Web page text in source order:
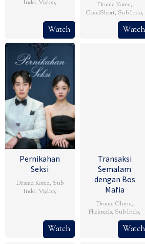
Indo, Vigloo,
Watch
Drama Korea,
GoodShort, Sub Indo,
Watch
Pernikahan
Seksi
Drama Korea, Sub
Indo, Vigloo,
Watch
Transaksi
Semalam
dengan Bos
Mafia
Drama China,
Flickreels, Sub Indo,
Watch